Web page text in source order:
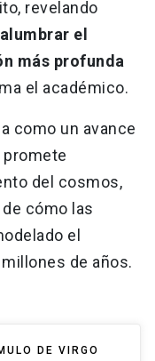
revelando
el
más profunda
el académico.
como un avance
del cosmos,
cómo las
el
de años.
DE VIRGO